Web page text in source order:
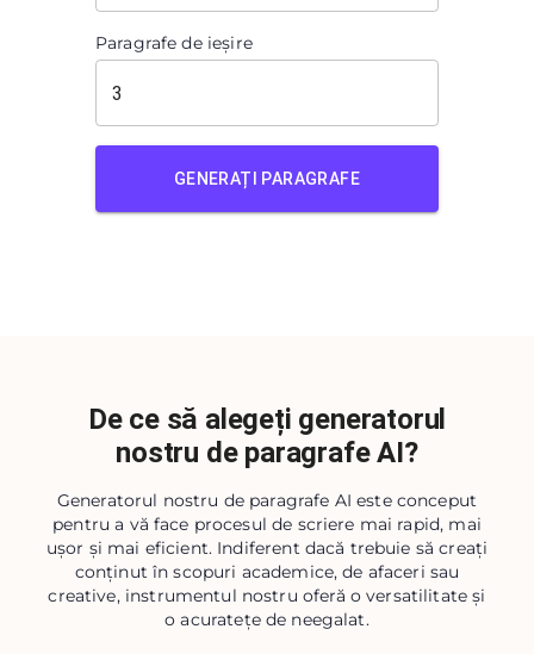
Paragrafe de ieșire
GENERAȚI PARAGRAFE
De ce să alegeți generatorul
nostru de paragrafe AI?
Generatorul nostru de paragrafe AI este conceput
pentru a vă face procesul de scriere mai rapid, mai
ușor și mai eficient. Indiferent dacă trebuie să creați
conținut în scopuri academice, de afaceri sau
creative, instrumentul nostru oferă o versatilitate și
o acuratețe de neegalat.